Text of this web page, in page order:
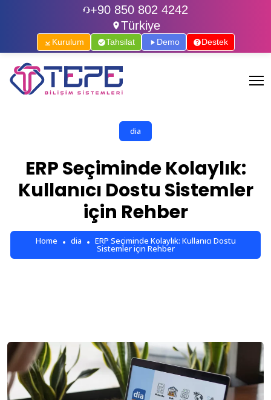
+90 850 802 4242
Türkiye
Kurulum Tahsilat Demo Destek
dia
ERP Seçiminde Kolaylık:
Kullanıcı Dostu Sistemler
için Rehber
Home dia ERP Seçiminde Kolaylık: Kullanıcı Dostu
Sistemler için Rehber